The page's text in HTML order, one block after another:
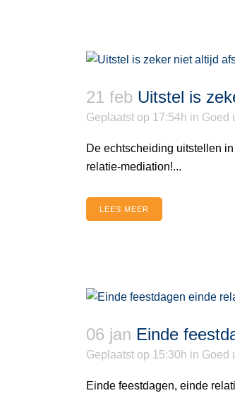
21 feb Uitstel is
Geplaatst op 17:54h in Goed
De echtscheiding uitstellen
relatie-mediation!...
LEES MEER
06 jan Einde
Geplaatst op 15:30h in Goed
Einde feestdagen, einde